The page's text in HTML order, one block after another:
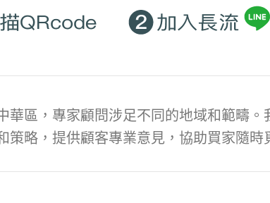
華區，專家顧問涉足不同的地域和範疇
略，提供顧客專業意見，協助買家隨時